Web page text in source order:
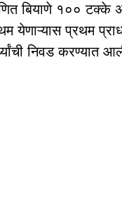
बियाणे १०० टक्के
येणाऱ्यास प्रथम
निवड करण्यात